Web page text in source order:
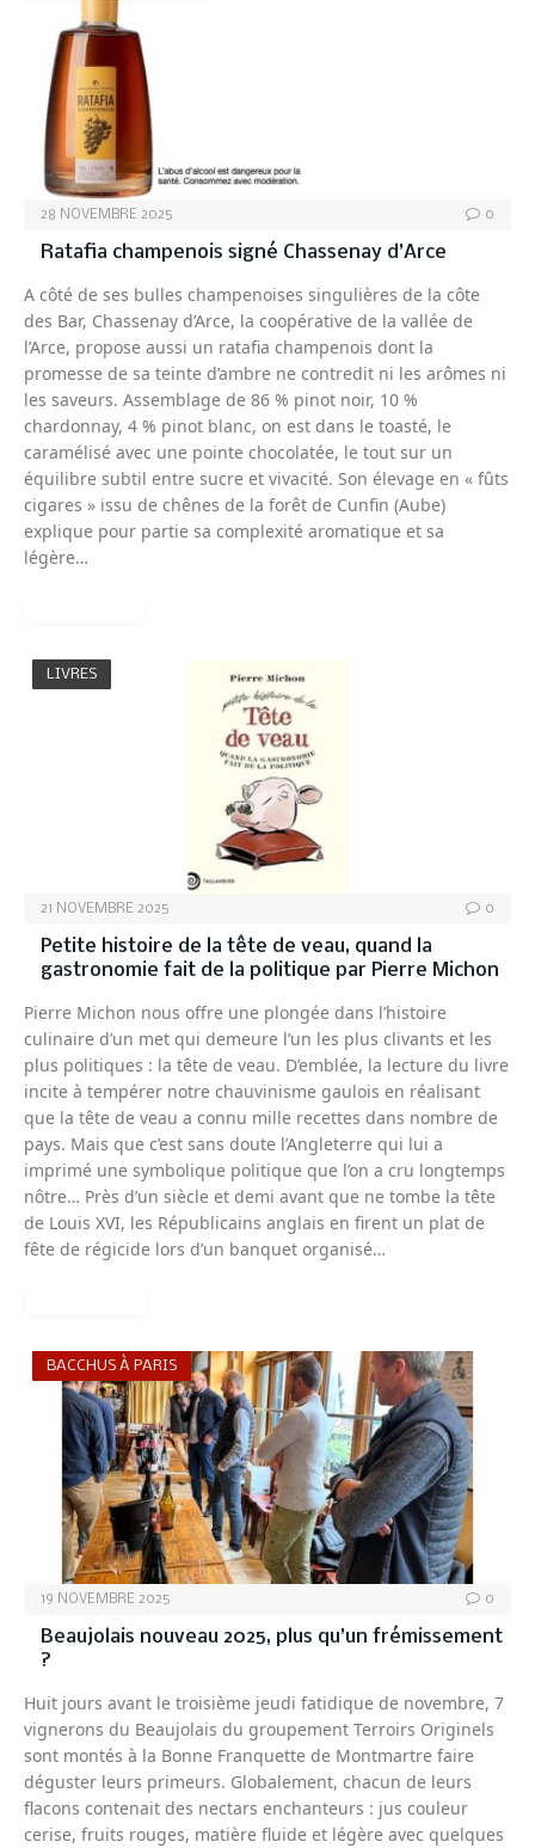
28 NOVEMBRE 2025 0
Ratafia champenois signé Chassenay d’Arce
A côté de ses bulles champenoises singulières de la côte
des Bar, Chassenay d’Arce, la coopérative de la vallée de
l’Arce, propose aussi un ratafia champenois dont la
promesse de sa teinte d’ambre ne contredit ni les arômes ni
les saveurs. Assemblage de 86 % pinot noir, 10 %
chardonnay, 4 % pinot blanc, on est dans le toasté, le
caramélisé avec une pointe chocolatée, le tout sur un
équilibre subtil entre sucre et vivacité. Son élevage en « fûts
cigares » issu de chênes de la forêt de Cunfin (Aube)
explique pour partie sa complexité aromatique et sa
légère…
LIVRES
21 NOVEMBRE 2025 0
Petite histoire de la tête de veau, quand la
gastronomie fait de la politique par Pierre Michon
Pierre Michon nous offre une plongée dans l’histoire
culinaire d’un met qui demeure l’un les plus clivants et les
plus politiques : la tête de veau. D’emblée, la lecture du livre
incite à tempérer notre chauvinisme gaulois en réalisant
que la tête de veau a connu mille recettes dans nombre de
pays. Mais que c’est sans doute l’Angleterre qui lui a
imprimé une symbolique politique que l’on a cru longtemps
nôtre… Près d’un siècle et demi avant que ne tombe la tête
de Louis XVI, les Républicains anglais en firent un plat de
fête de régicide lors d’un banquet organisé…
BACCHUS À PARIS
19 NOVEMBRE 2025 0
Beaujolais nouveau 2025, plus qu’un frémissement
?
Huit jours avant le troisième jeudi fatidique de novembre, 7
vignerons du Beaujolais du groupement Terroirs Originels
sont montés à la Bonne Franquette de Montmartre faire
déguster leurs primeurs. Globalement, chacun de leurs
flacons contenait des nectars enchanteurs : jus couleur
cerise, fruits rouges, matière fluide et légère avec quelques